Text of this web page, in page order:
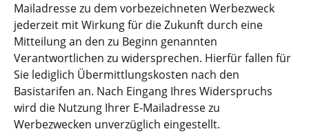
Mailadresse zu dem vorbezeichneten Werbezweck
jederzeit mit Wirkung für die Zukunft durch eine
Mitteilung an den zu Beginn genannten
Verantwortlichen zu widersprechen. Hierfür fallen für
Sie lediglich Übermittlungskosten nach den
Basistarifen an. Nach Eingang Ihres Widerspruchs
wird die Nutzung Ihrer E-Mailadresse zu
Werbezwecken unverzüglich eingestellt.